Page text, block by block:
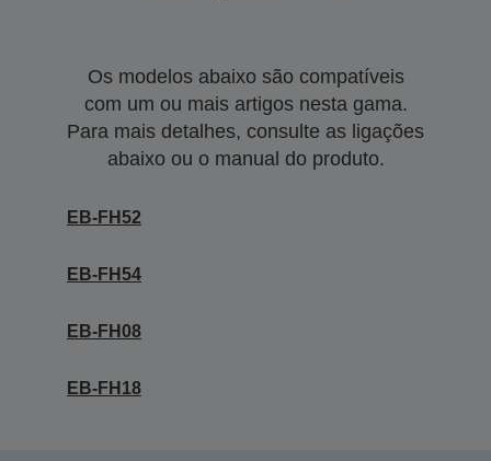
Os modelos abaixo são compatíveis
com um ou mais artigos nesta gama.
Para mais detalhes, consulte as ligações
abaixo ou o manual do produto.
EB-FH52
EB-FH54
EB-FH08
EB-FH18